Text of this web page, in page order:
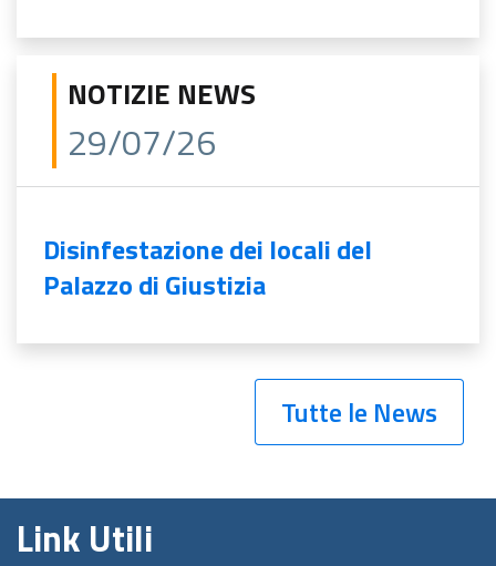
NOTIZIE NEWS
29/07/26
Disinfestazione dei locali del
Palazzo di Giustizia
Tutte le News
Link Utili